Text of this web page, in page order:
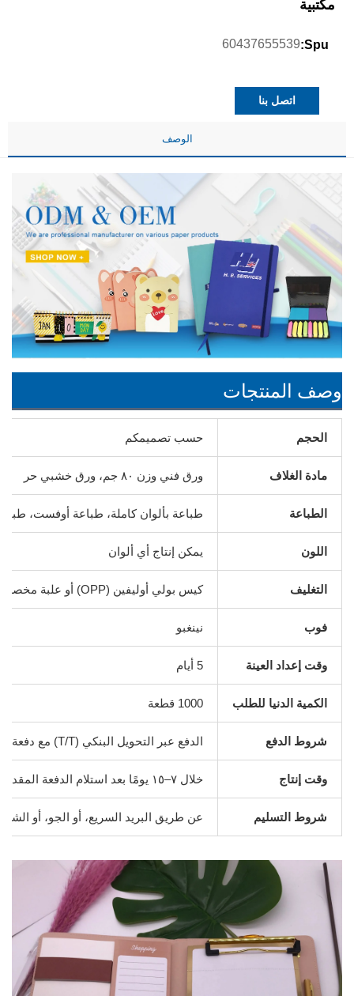
مكتبية
Spu:
60437655539
اتصل بنا
الوصف
وصف المنتجات
الحجم حسب تصميمكم
مادة الغلاف ورق فني وزن ٨٠ جم، ورق خشبي حر
الطباعة طباعة بألوان كاملة، طباعة أوفست،
اللون يمكن إنتاج أي ألوان
التغليف كيس بولي أوليفين (OPP) أو علبة مخصصة حسب الطلب
فوب نينغبو
وقت إعداد العينة 5 أيام
الكمية الدنيا للطلب 1000 قطعة
شروط الدفع الدفع عبر التحويل البنكي (T/T) مع دفعة مقدمة بنسبة ٣٠٪، ويجب سداد الرصيد البالغ ٧٠٪ قبل التسليم
وقت إنتاج خلال ٧–١٥ يومًا بعد استلام الدفعة المقدمة بنسبة ٣٠٪
شروط التسليم عن طريق البريد السريع، أو الجو، أو